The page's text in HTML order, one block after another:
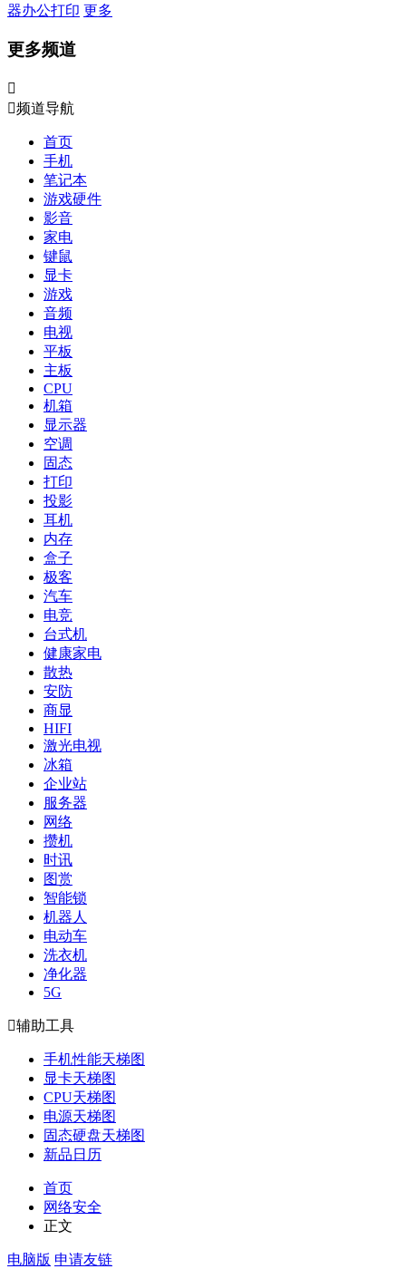
器办公打印 更多
更多频道

频道导航
首页
手机
笔记本
游戏硬件
影音
家电
键鼠
显卡
游戏
音频
电视
平板
主板
CPU
机箱
显示器
空调
固态
打印
投影
耳机
内存
盒子
极客
汽车
电竞
台式机
健康家电
散热
安防
商显
HIFI
激光电视
冰箱
企业站
服务器
网络
攒机
时讯
图赏
智能锁
机器人
电动车
洗衣机
净化器
5G
辅助工具
手机性能天梯图
显卡天梯图
CPU天梯图
电源天梯图
固态硬盘天梯图
新品日历
首页
网络安全
正文
电脑版 申请友链